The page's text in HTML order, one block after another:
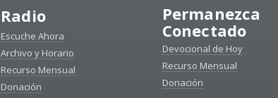
Radio
Escuche Ahora
Archivo y Horario
Recurso Mensual
Donación
Permanezca
Conectado
Devocional de Hoy
Recurso Mensual
Donación